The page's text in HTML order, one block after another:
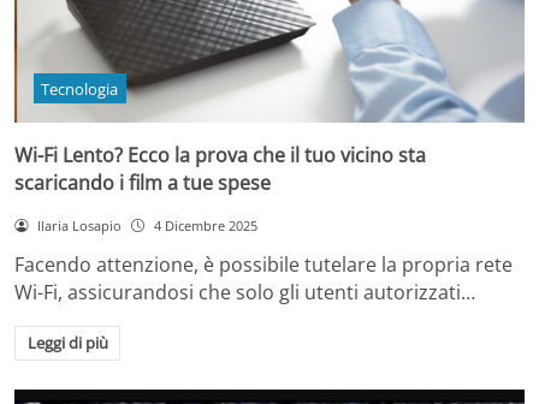
Tecnologia
Wi-Fi Lento? Ecco la prova che il tuo vicino sta
scaricando i film a tue spese
Ilaria Losapio 4 Dicembre 2025
Facendo attenzione, è possibile tutelare la propria rete
Wi-Fi, assicurandosi che solo gli utenti autorizzati…
Leggi di più